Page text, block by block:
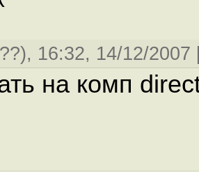
??), 16:32, 14/12/2007
на комп